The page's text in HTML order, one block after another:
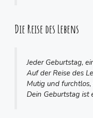
Die Reise des Lebens
Jeder Geburtstag,
Auf der Reise des
Mutig und
Dein Geburtstag ist